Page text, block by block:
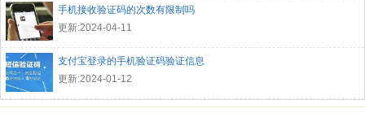
手机接收验证码的次数有限制吗
更新:2024-04-11
支付宝登录的手机验证码验证信息
更新:2024-01-12